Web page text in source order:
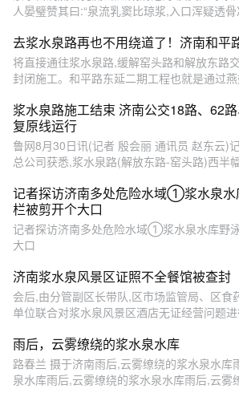
人晏璧赞其曰:“泉流乳窦比琼浆,入口浑疑透
去浆水泉路再也不用绕道了！济南和平
将直接通往浆水泉路,缓解窑头路和解放东路
封闭施工。和平路东延二期工程也就是通过
浆水泉路施工结束 济南公交18路、62
复原线运行
鲁网8月30日讯(记者 殷会丽 通讯员 赵东云)
总公司获悉,浆水泉路(解放东路-窑头路)西半
记者探访济南多处危险水域①浆水泉水
栏被剪开个大口
记者探访济南多处危险水域①浆水泉水库野
大口
济南浆水泉风景区证照不全餐馆被查封
会后,由分管副区长带队,区市场监管局、区食
单位联合对浆水泉风景区酒店无证经营问题
雨后，云雾缭绕的浆水泉水库
路春兰 摄于济南雨后,云雾缭绕的浆水泉水库
泉水库雨后,云雾缭绕的浆水泉水库雨后,云雾